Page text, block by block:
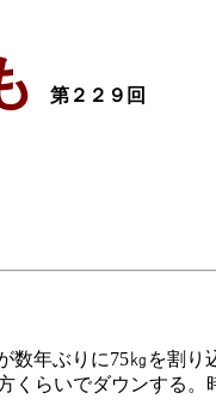
第２２９回
年ぶりに75㎏を割
らいでダウンする。